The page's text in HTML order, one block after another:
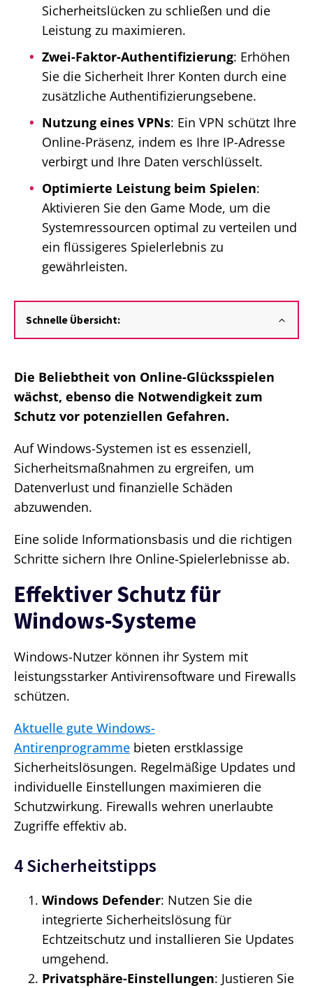
Sicherheitslücken zu schließen und die
Leistung zu maximieren.
Zwei-Faktor-Authentifizierung: Erhöhen
Sie die Sicherheit Ihrer Konten durch eine
zusätzliche Authentifizierungsebene.
Nutzung eines VPNs: Ein VPN schützt Ihre
Online-Präsenz, indem es Ihre IP-Adresse
verbirgt und Ihre Daten verschlüsselt.
Optimierte Leistung beim Spielen:
Aktivieren Sie den Game Mode, um die
Systemressourcen optimal zu verteilen und
ein flüssigeres Spielerlebnis zu
gewährleisten.
Schnelle Übersicht:
Die Beliebtheit von Online-Glücksspielen
wächst, ebenso die Notwendigkeit zum
Schutz vor potenziellen Gefahren.
Auf Windows-Systemen ist es essenziell,
Sicherheitsmaßnahmen zu ergreifen, um
Datenverlust und finanzielle Schäden
abzuwenden.
Eine solide Informationsbasis und die richtigen
Schritte sichern Ihre Online-Spielerlebnisse ab.
Effektiver Schutz für
Windows-Systeme
Windows-Nutzer können ihr System mit
leistungsstarker Antivirensoftware und Firewalls
schützen.
Aktuelle gute Windows-
Antirenprogramme bieten erstklassige
Sicherheitslösungen. Regelmäßige Updates und
individuelle Einstellungen maximieren die
Schutzwirkung. Firewalls wehren unerlaubte
Zugriffe effektiv ab.
4 Sicherheitstipps
Windows Defender: Nutzen Sie die
integrierte Sicherheitslösung für
Echtzeitschutz und installieren Sie Updates
umgehend.
Privatsphäre-Einstellungen: Justieren Sie